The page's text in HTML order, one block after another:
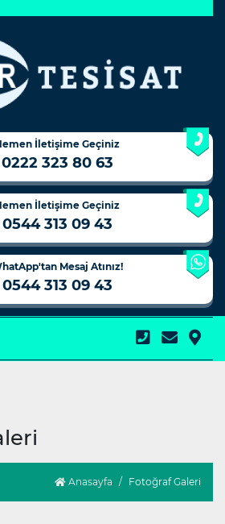
İletişime Geçiniz
0222 323 80 63
İletişime Geçiniz
0544 313 09 43
Mesaj Atınız!
0544 313 09 43
Anasayfa Fotoğraf Galeri